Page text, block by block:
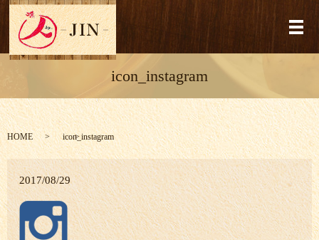
メ
icon_instagram
HOME icon_instagram
2017/08/29